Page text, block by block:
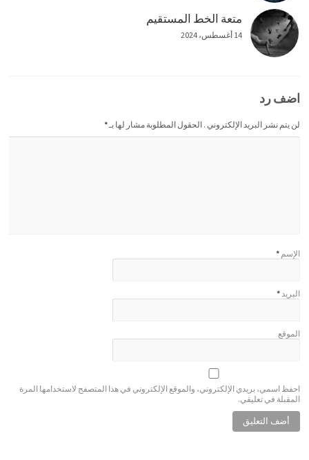
متعة الخط المستقيم
14 أغسطس، 2024
اضف رد
لن يتم نشر البريد الإلكتروني . الحقول المطلوبة مشار لها بـ*
الإسم *
البريد*
الموقع
احفظ اسمي، بريدي الإلكتروني، والموقع الإلكتروني في هذا المتصفح لاستخدامها المرة
المقبلة في تعليقي.